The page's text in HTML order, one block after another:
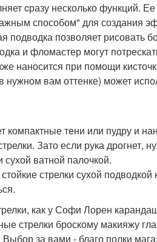
cразу несколько функций.
способом" для создания
подводка позволяет рисовать
и фломастер могут
наносится при помощи
нужном вам оттенке) может
компактные тени или пудру и
Зато если рука дрогнет,
сухой ватной палочкой.
стрелки сухой
как у Софи Лорен
стрелки броскому макияжу
за вами - благо полки